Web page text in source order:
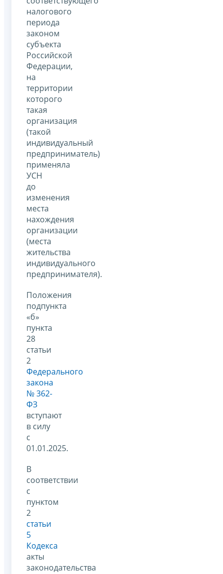
налогового
периода
законом
субъекта
Российской
Федерации,
на
территории
которого
такая
организация
(такой
индивидуальный
предприниматель)
применяла
УСН
до
изменения
места
нахождения
организации
(места
жительства
индивидуального
предпринимателя).
Положения
подпункта
«б»
пункта
28
статьи
2
Федерального
закона
№ 362-
ФЗ
вступают
в силу
с
01.01.2025.
В
соответствии
с
пунктом
2
статьи
5
Кодекса
акты
законодательства